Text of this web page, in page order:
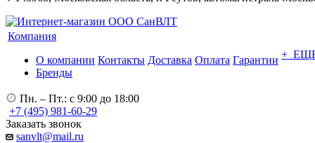
Компания
О компании
Бренды
Контакты Доставка Оплата Гарантии +
Пн. – Пт.: с 9:00 до 18:00
+7 (495) 981-60-29
Заказать звонок
sanvlt@mail.ru